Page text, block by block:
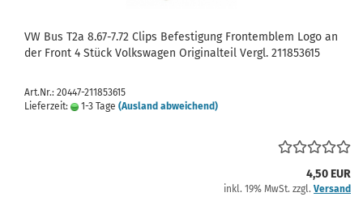
VW Bus T2a 8.67-7.72 Clips Befestigung Frontemblem Logo an
der Front 4 Stück Volkswagen Originalteil Vergl. 211853615
Art.Nr.: 20447-211853615
Lieferzeit:
1-3 Tage (Ausland abweichend)
4,50 EUR
inkl. 19% MwSt. zzgl. Versand